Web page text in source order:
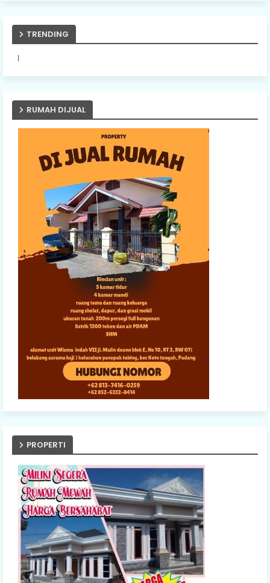
TRENDING
RUMAH DIJUAL
PROPERTI